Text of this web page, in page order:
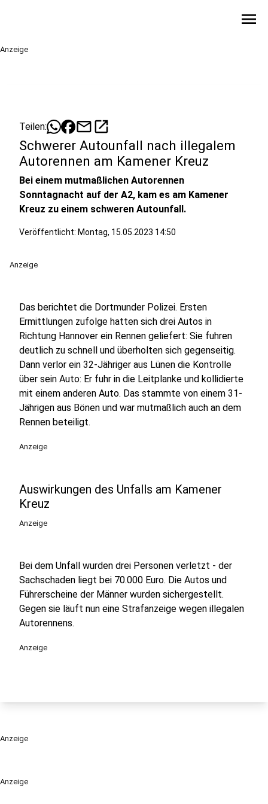
menu
Anzeige
Anzeige
Teilen: mailopen_in_new
Schwerer Autounfall nach illegalem
Autorennen am Kamener Kreuz
Bei einem mutmaßlichen Autorennen
Sonntagnacht auf der A2, kam es am Kamener
Kreuz zu einem schweren Autounfall.
Veröffentlicht: Montag, 15.05.2023 14:50
Anzeige
Das berichtet die Dortmunder Polizei. Ersten
Ermittlungen zufolge hatten sich drei Autos in
Richtung Hannover ein Rennen geliefert: Sie fuhren
deutlich zu schnell und überholten sich gegenseitig.
Dann verlor ein 32-Jähriger aus Lünen die Kontrolle
über sein Auto: Er fuhr in die Leitplanke und kollidierte
mit einem anderen Auto. Das stammte von einem 31-
Jährigen aus Bönen und war mutmaßlich auch an dem
Rennen beteiligt.
Anzeige
Auswirkungen des Unfalls am Kamener
Kreuz
Anzeige
Bei dem Unfall wurden drei Personen verletzt - der
Sachschaden liegt bei 70.000 Euro. Die Autos und
Führerscheine der Männer wurden sichergestellt.
Gegen sie läuft nun eine Strafanzeige wegen illegalen
Autorennens.
Anzeige
Anzeige